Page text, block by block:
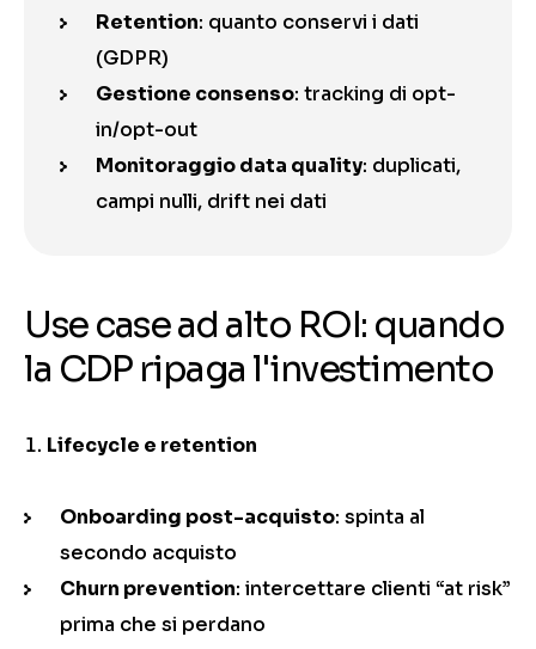
Retention: quanto conservi i dati
(GDPR)
Gestione consenso: tracking di opt-
in/opt-out
Monitoraggio data quality: duplicati,
campi nulli, drift nei dati
Use case ad alto ROI: quando
la CDP ripaga l'investimento
Lifecycle e retention
Onboarding post-acquisto: spinta al
secondo acquisto
Churn prevention: intercettare clienti “at risk”
prima che si perdano